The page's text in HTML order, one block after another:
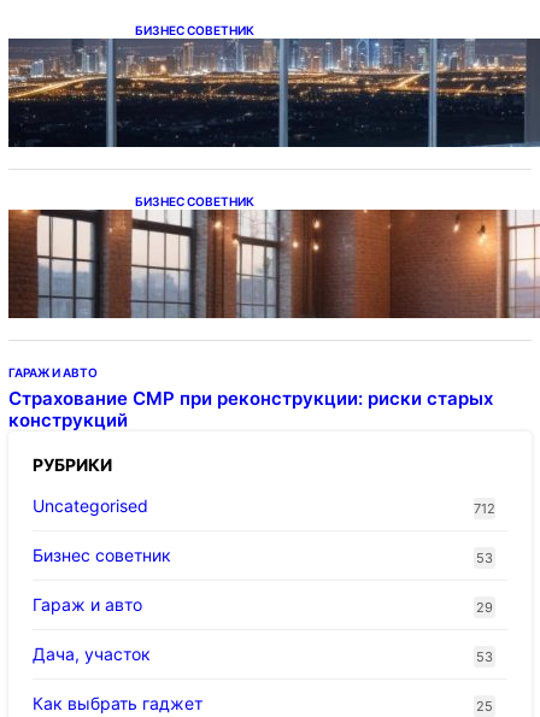
БИЗНЕС СОВЕТНИК
Каталог светодиодных светильников и
LED-освещения в Казахстане
БИЗНЕС СОВЕТНИК
Подвесные светодиодные светильники на
тросе
ГАРАЖ И АВТО
Страхование СМР при реконструкции: риски старых
конструкций
РУБРИКИ
Uncategorised
712
Бизнес советник 53
Гараж и авто 29
Дача, участок 53
Как выбрать гаджет 25